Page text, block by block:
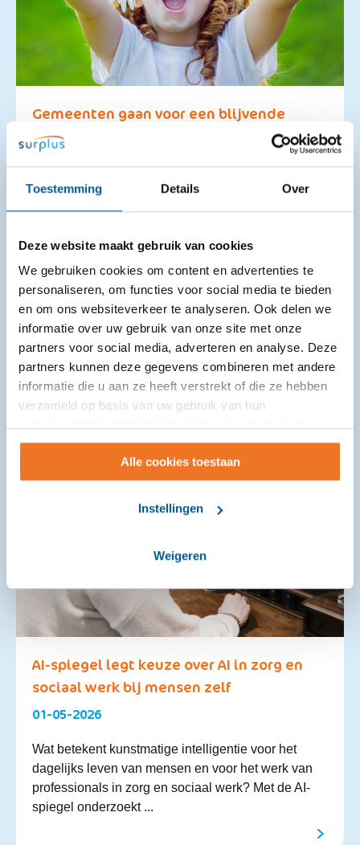
Toestemming Details Over
Deze website maakt gebruik van cookies
We gebruiken cookies om content en advertenties te
personaliseren, om functies voor social media te bieden
en om ons websiteverkeer te analyseren. Ook delen we
informatie over uw gebruik van onze site met onze
partners voor social media, adverteren en analyse. Deze
partners kunnen deze gegevens combineren met andere
informatie die u aan ze heeft verstrekt of die ze hebben
verzameld op basis van uw gebruik van hun
wijzigen.
Alle cookies toestaan
Instellingen
Weigeren
Gemeenten gaan voor een blijvende
aanpak van jeugdhulp via Stevige Lokale
Teams
14-07-2026
snel geregeld is. Ook vanaf 2027 kunnen kinderen,
ondersteuning dichtbij ...
AI-spiegel legt keuze over AI in zorg en
sociaal werk bij mensen zelf
01-05-2026
Wat betekent kunstmatige intelligentie voor het
dagelijks leven van mensen en voor het werk van
professionals in zorg en sociaal werk? Met de AI-
spiegel onderzoekt ...